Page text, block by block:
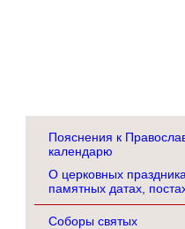
Пояснения к
календарю
О церковных
памятных датах,
Соборы святых